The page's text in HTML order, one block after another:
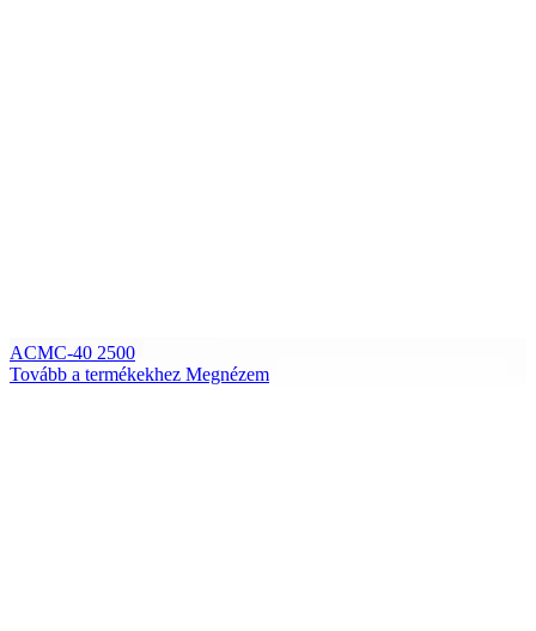
ACMC-40 2500
Tovább a termékekhez Megnézem